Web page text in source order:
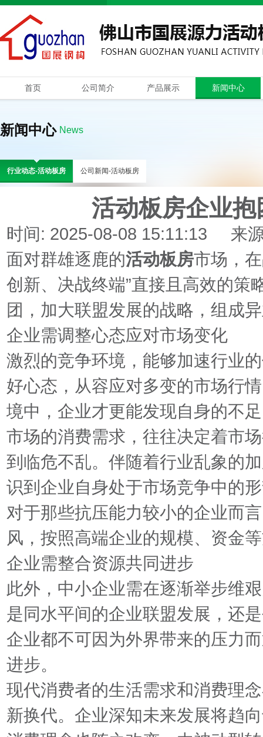
首页 公司简介 产品展示 新闻中心
新闻中心 News
行业动态-活动板房 公司新闻-活动板房
活动板房企业
时间: 2025-08-08 15:11:13 来
面对群雄逐鹿的活动板房市场，
创新、决战终端”直接且高效的策
团，加大联盟发展的战略，组成
企业需调整心态应对市场变化
激烈的竞争环境，能够加速行业
好心态，从容应对多变的市场行
境中，企业才更能发现自身的不
市场的消费需求，往往决定着市
到临危不乱。伴随着行业乱象的
识到企业自身处于市场竞争中的
对于那些抗压能力较小的企业而
风，按照高端企业的规模、资金
企业需整合资源共同进步
此外，中小企业需在逐渐举步维
是同水平间的企业联盟发展，还
企业都不可因为外界带来的压力
进步。
现代消费者的生活需求和消费理
新换代。企业深知未来发展将趋